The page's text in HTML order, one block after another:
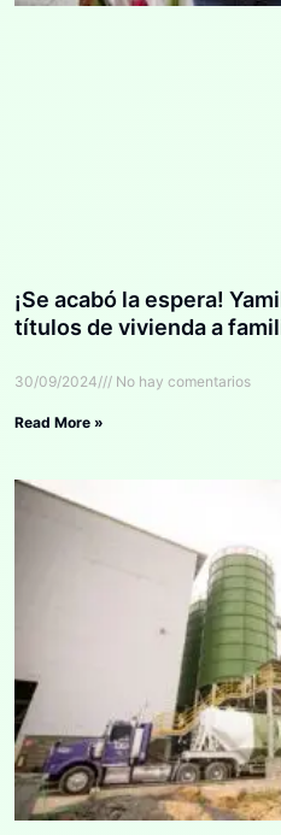
¡Se acabó la espera!
títulos de vivienda a
30/09/2024 No hay comentarios
Read More »